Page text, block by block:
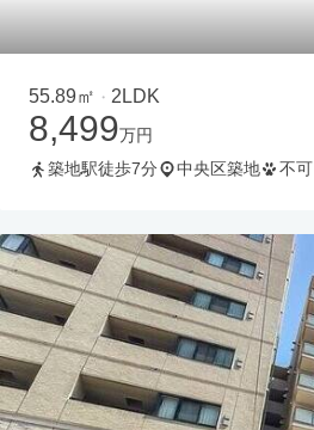
55.89㎡ ・ 2LDK
8,499万円
築地駅徒歩7分
中央区築地 不可